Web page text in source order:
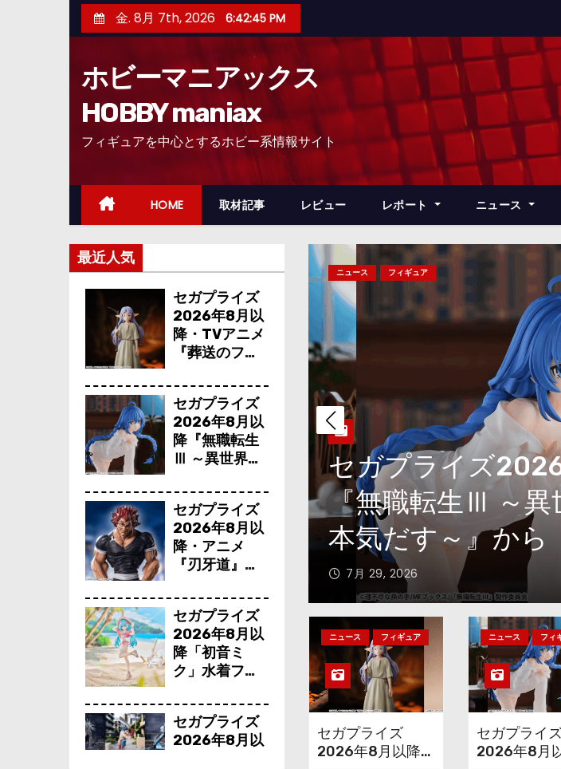
ン
ッ
金. 8月 7th, 2026 6:42:46 PM
ホビーマニアックス
HOBBY maniax
フィギュアを中心とするホビー系情報サイト
HOME 取材記事 レビュー レポート ニュース
最近人気
セガプライズ
2026年8月以
降・TVアニメ
『葬送のフリ
で300年働く
ことになっっ
ちゃった「フ
リーレン」を
立体化！
セガプライズ
2026年8月以
降『無職転生
Ⅲ ～異世界行
す～』から
「ロキシー」
のフィギュア
が登場！
セガプライズ
2026年8月以
降・アニメ
『刃牙道』か
郎」が登場ッ
ッ!!
セガプライズ
2026年8月以
降「初音ミ
ク」水着フィ
を変えて再登
場！
セガプライズ
2026年8月以
ズ2026年8月以降
Ⅲ ～異世界行ったら
から「ロキシー」の
が登場！
ニュース フィギュア
セガプライズ
アニメ『刃牙道』
郎」が登場ッッ!!
7月 29, 2026
ニュース フィギュア
セガプライズ
2026年8月以降・
ニュース フィ
セガプライ
2026年8月